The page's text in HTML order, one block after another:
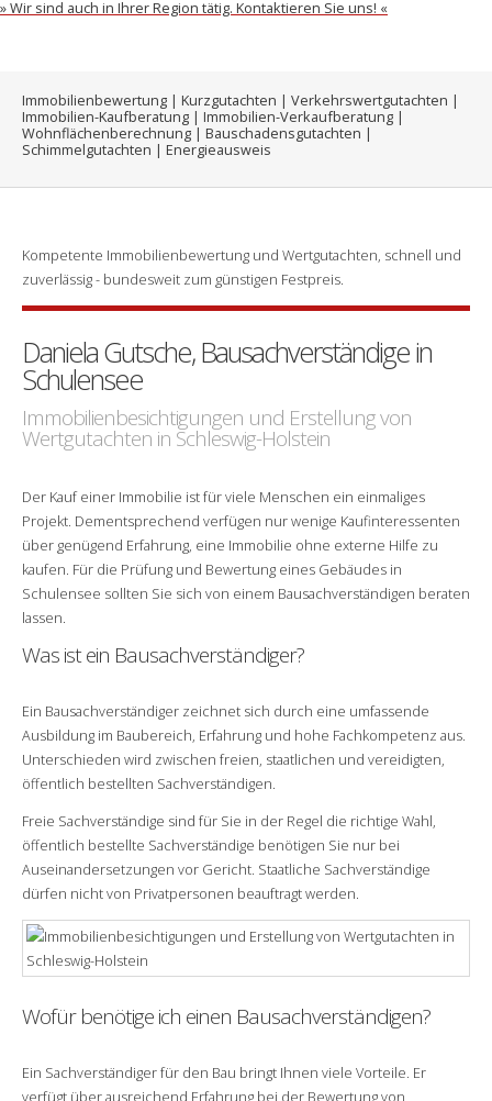
» Wir sind auch in Ihrer Region tätig. Kontaktieren Sie uns! «
Immobilienbewertung | Kurzgutachten | Verkehrswertgutachten |
Immobilien-Kaufberatung | Immobilien-Verkaufberatung |
Wohnflächenberechnung | Bauschadensgutachten |
Schimmelgutachten | Energieausweis
Kompetente Immobilienbewertung und Wertgutachten, schnell und
zuverlässig - bundesweit zum günstigen Festpreis.
Daniela Gutsche, Bausachverständige in
Schulensee
Immobilienbesichtigungen und Erstellung von
Wertgutachten in Schleswig-Holstein
Der Kauf einer Immobilie ist für viele Menschen ein einmaliges
Projekt. Dementsprechend verfügen nur wenige Kaufinteressenten
über genügend Erfahrung, eine Immobilie ohne externe Hilfe zu
kaufen. Für die Prüfung und Bewertung eines Gebäudes in
Schulensee sollten Sie sich von einem Bausachverständigen beraten
lassen.
Was ist ein Bausachverständiger?
Ein Bausachverständiger zeichnet sich durch eine umfassende
Ausbildung im Baubereich, Erfahrung und hohe Fachkompetenz aus.
Unterschieden wird zwischen freien, staatlichen und vereidigten,
öffentlich bestellten Sachverständigen.
Freie Sachverständige sind für Sie in der Regel die richtige Wahl,
öffentlich bestellte Sachverständige benötigen Sie nur bei
Auseinandersetzungen vor Gericht. Staatliche Sachverständige
dürfen nicht von Privatpersonen beauftragt werden.
Wofür benötige ich einen Bausachverständigen?
Ein Sachverständiger für den Bau bringt Ihnen viele Vorteile. Er
verfügt über ausreichend Erfahrung bei der Bewertung von